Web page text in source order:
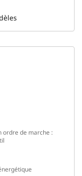
ordre de marche :